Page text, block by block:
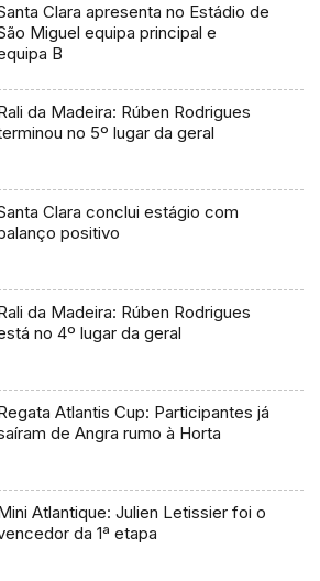
Clara apresenta no Estádio de
Miguel equipa principal e
B
da Madeira: Rúben Rodrigues
no 5º lugar da geral
Clara conclui estágio com
positivo
da Madeira: Rúben Rodrigues
no 4º lugar da geral
Atlantis Cup: Participantes já
de Angra rumo à Horta
Atlantique: Julien Letissier foi o
da 1ª etapa